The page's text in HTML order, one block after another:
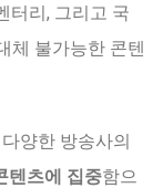
터리, 그리고 국
체 불가능한 콘텐
양한 방송사의
텐츠에 집중함으